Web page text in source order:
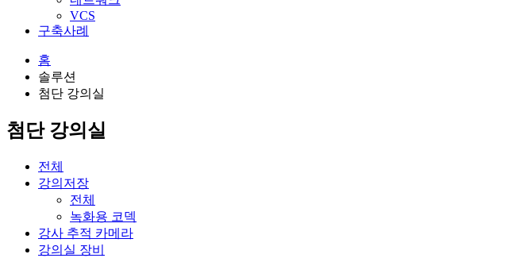
VCS
구축사례
홈
솔루션
첨단 강의실
첨단 강의실
전체
강의저장
전체
녹화용 코덱
강사 추적 카메라
강의실 장비